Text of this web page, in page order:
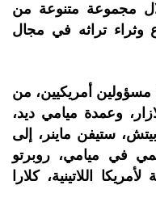
مجموعة متنوعة من
وثراء تراثه في مجال
مسؤولين أمريكيين، من
وعمدة ميامي ديد،
ستيفن ماينر، إلى
في ميامي، روبرتو
اللاتينية، كلارا